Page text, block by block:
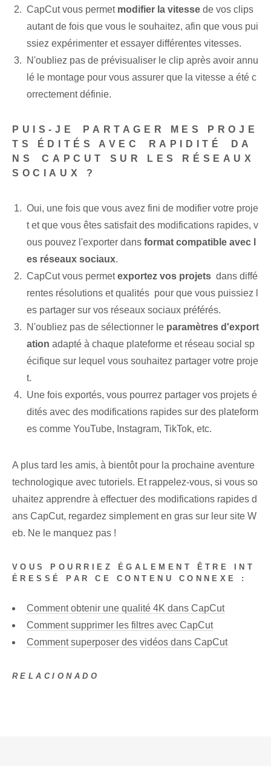
CapCut vous permet modifier la vitesse de vos clips
autant de fois⁣ que vous le souhaitez, afin que vous pui
ssiez expérimenter et essayer⁢ différentes vitesses.
N'oubliez pas de prévisualiser le clip après avoir annu
lé le montage pour vous assurer que la vitesse a été c
orrectement définie.
PUIS-JE⁢ PARTAGER MES PROJE
TS ÉDITÉS AVEC⁣ RAPIDITÉ⁢ DA
NS⁤ CAPCUT SUR LES RÉSEAUX
SOCIAUX‍ ?
Oui, une fois que vous avez fini de modifier votre proje
t et que vous êtes satisfait des modifications rapides, v
ous pouvez l'exporter dans format compatible avec l
es réseaux sociaux.
CapCut vous permetexportez⁢ vos projets ⁢ dans diffé
rentes résolutions et qualités ⁣ pour que vous puissiez l
es partager sur vos réseaux sociaux préférés.⁣
N'oubliez pas de sélectionner le paramètres d'export
ation adapté à chaque plateforme et réseau social sp
écifique sur lequel vous souhaitez partager votre proje
t.‌
Une fois exportés, vous pourrez partager vos projets é
dités avec des modifications rapides sur des plateform
es comme YouTube, Instagram, TikTok, etc.
A plus tard les amis, à bientôt pour la prochaine aventure
technologique avec tutoriels. Et rappelez-vous, si vous so
uhaitez apprendre à effectuer des modifications rapides d
ans CapCut, regardez simplement en gras sur leur site W
eb. Ne le manquez pas !
VOUS POURRIEZ ÉGALEMENT ÊTRE INT
ÉRESSÉ PAR CE CONTENU CONNEXE :
Comment obtenir une qualité 4K dans CapCut
Comment supprimer les filtres avec CapCut
Comment superposer des vidéos dans CapCut
RELACIONADO